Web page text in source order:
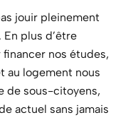
jouir pleinement
plus d’être
nos études,
au logement nous
de sous-citoyens,
actuel sans jamais